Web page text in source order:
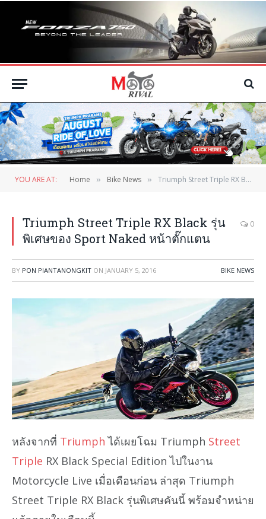
YOU ARE AT: Home » Bike News » Triumph Street Triple RX Black รุ่นพิเศษของ Sport Naked หน้าตั๊กแตน
Triumph Street Triple RX Black รุ่น
พิเศษของ Sport Naked หน้าตั๊กแตน
0
BY PON PIANTANONGKIT ON JANUARY 5, 2016 BIKE NEWS
หลังจากที่ Triumph ได้เผยโฉม Triumph Street
Triple RX Black Special Edition ไปในงาน
Motorcycle Live เมื่อเดือนก่อน ล่าสุด Triumph
Street Triple RX Black รุ่นพิเศษคันนี้ พร้อมจำหน่าย